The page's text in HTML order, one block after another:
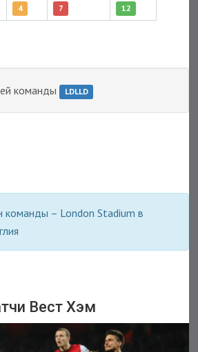
4 7 12
команды LDLLD
– London Stadium в
Вест Хэм